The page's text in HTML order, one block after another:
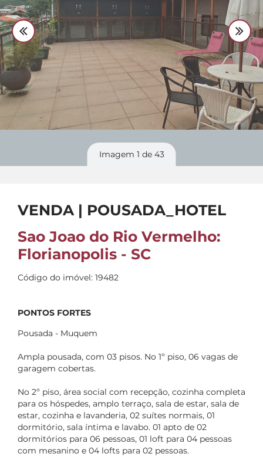
Plantão 48 99842-0500
Divulgue seu imóvel
Imagem 1 de 43
VENDA | POUSADA_HOTEL
Sao Joao do Rio Vermelho:
Florianopolis - SC
Código do imóvel: 19482
PONTOS FORTES
Pousada - Muquem
Ampla pousada, com 03 pisos. No 1º piso, 06 vagas de
garagem cobertas.
No 2º piso, área social com recepção, cozinha completa
para os hóspedes, amplo terraço, sala de estar, sala de
estar, cozinha e lavanderia, 02 suítes normais, 01
dormitório, sala íntima e lavabo. 01 apto de 02
dormitórios para 06 pessoas, 01 loft para 04 pessoas
com mesanino e 04 lofts para 02 pessoas.